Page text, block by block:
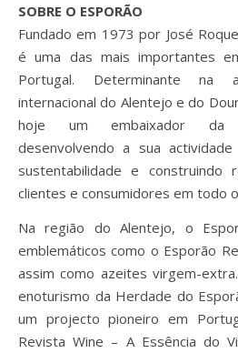
SOBRE O ESPORÃO
Fundado em 1973 por José
é uma das mais importantes
Portugal. Determinante na
internacional do Alentejo e do
hoje um embaixador da
desenvolvendo a sua
sustentabilidade e construindo
clientes e consumidores em todo
Na região do Alentejo, o
emblemáticos como o Esporão
assim como azeites virgem-
enoturismo da Herdade do
um projecto pioneiro em
Revista Wine – A Essência do